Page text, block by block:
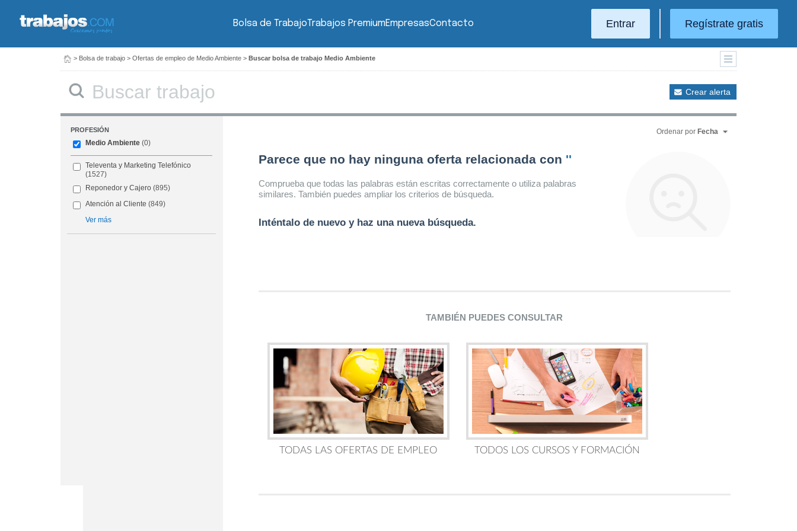
Bolsa de TrabajoTrabajos PremiumEmpresasContacto Entrar Regístrate gratis
> Bolsa de trabajo > Ofertas de empleo de Medio Ambiente > Buscar bolsa de trabajo Medio Ambiente
Crear alerta
PROFESIÓN
Medio Ambiente (0)
Televenta y Marketing Telefónico
(1527)
Reponedor y Cajero (895)
Atención al Cliente (849)
Ver más
Ordenar por Fecha
Parece que no hay ninguna oferta relacionada con ''
Comprueba que todas las palabras están escritas correctamente o utiliza palabras
similares. También puedes ampliar los criterios de búsqueda.
Inténtalo de nuevo y haz una nueva búsqueda.
TAMBIÉN PUEDES CONSULTAR
TODAS LAS OFERTAS DE EMPLEO TODOS LOS CURSOS Y FORMACIÓN